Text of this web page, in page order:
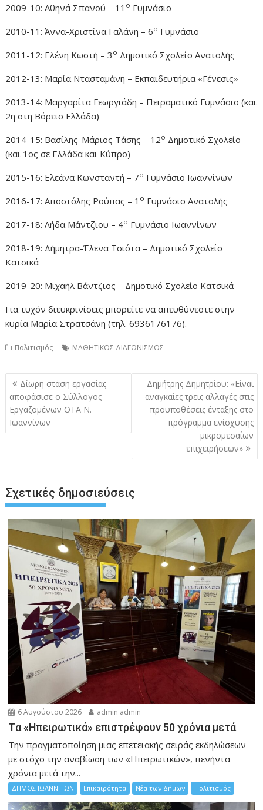
2009-10: Αθηνά Σπανού – 11 ο Γυμνάσιο
2010-11: Άννα-Χριστίνα Γαλάνη – 6ο Γυμνάσιο
2011-12: Ελένη Κωστή – 3 ο Δημοτικό Σχολείο Ανατολής
2012-13: Μαρία Ντασταμάνη – Εκπαιδευτήρια «Γένεσις»
2013-14: Μαργαρίτα Γεωργιάδη – Πειραματικό Γυμνάσιο (και
2η στη Βόρειο Ελλάδα)
2014-15: Βασίλης-Μάριος Τάσης – 12ο Δημοτικό Σχολείο
(και 1ος σε Eλλάδα και Κύπρο)
2015-16: Ελεάνα Κωνσταντή – 7ο Γυμνάσιο Ιωαννίνων
2016-17: Αποστόλης Ρούπας – 1 ο Γυμνάσιο Ανατολής
2017-18: Λήδα Μάντζιου – 4ο Γυμνάσιο Ιωαννίνων
2018-19: Δήμητρα-Έλενα Τσιότα – Δημοτικό Σχολείο
Κατσικά
2019-20: Μιχαήλ Βάντζιος – Δημοτικό Σχολείο Κατσικά
Για τυχόν διευκρινίσεις μπορείτε να απευθύνεστε στην
κυρία Μαρία Στρατσάνη (τηλ. 6936176176).
Πολιτισμός ΜΑΘΗΤΙΚΟΣ ΔΙΑΓΩΝΙΣΜΟΣ
Πλοήγηση
άρθρων
Δίωρη στάση εργασίας
αποφάσισε ο Σύλλογος
Εργαζομένων ΟΤΑ Ν.
Ιωαννίνων
Δημήτρης Δημητρίου: «Είναι
αναγκαίες τρεις αλλαγές στις
προϋποθέσεις ένταξης στο
πρόγραμμα ενίσχυσης
μικρομεσαίων
επιχειρήσεων»
Σχετικές δημοσιεύσεις
6 Αυγούστου 2026 admin admin
Tα «Ηπειρωτικά» επιστρέφουν 50 χρόνια μετά
Την πραγματοποίηση μιας επετειακής σειράς εκδηλώσεων
με στόχο την αναβίωση των «Ηπειρωτικών», πενήντα
χρόνια μετά την...
ΔΗΜΟΣ ΙΩΑΝΝΙΤΩΝ Επικαιρότητα Νέα των Δήμων Πολιτισμός